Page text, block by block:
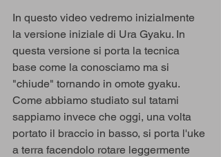
In questo video vedremo inizialmente
la versione iniziale di Ura Gyaku. In
questa versione si porta la tecnica
base come la conosciamo ma si
"chiude" tornando in omote gyaku.
Come abbiamo studiato sul tatami
sappiamo invece che oggi, una volta
portato il braccio in basso, si porta l'uke
a terra facendolo rotare leggermente